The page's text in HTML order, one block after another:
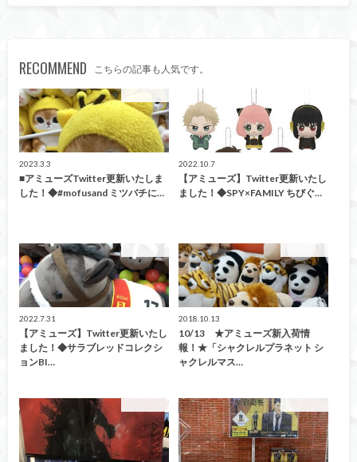
RECOMMEND こちらの記事も人気です。
2023.3.3
■アミューズTwitter更新いたしま
した！◆#mofusand ミツバチに…
2022.10.7
【アミューズ】Twitter更新いたし
ました！◆SPY×FAMILY ちびぐ…
2022.7.31
【アミューズ】Twitter更新いたし
ました！◆サラブレッドコレクシ
ョンBI…
2018.10.13
10/13 ★アミューズ新入荷情
報！★「シャクレルプラネット シ
ャクレルマス…